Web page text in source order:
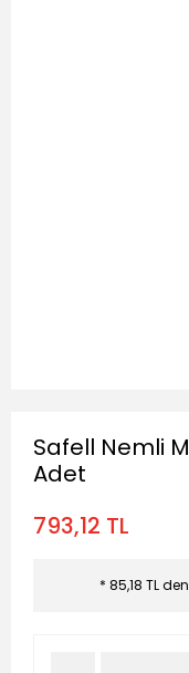
Safell Nemli
Adet
793,12 TL
* 85,18 TL